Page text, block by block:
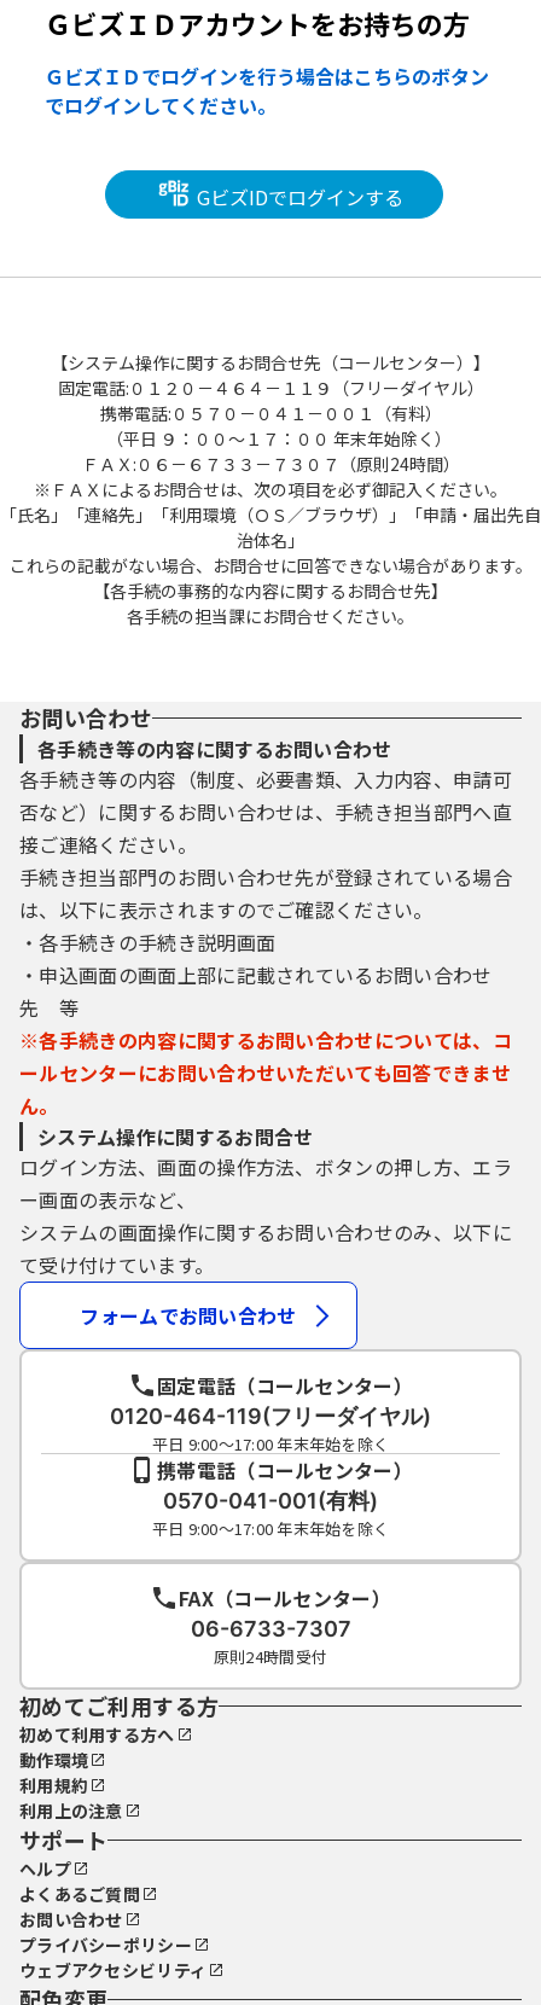
ＧビズＩＤアカウントをお持ちの方
ＧビズＩＤでログインを行う場合はこちらのボタン
でログインしてください。
GビズIDでログインする
【システム操作に関するお問合せ先（コールセンター）】
固定電話:０１２０－４６４－１１９（フリーダイヤル）
携帯電話:０５７０－０４１－００１（有料）
（平日 ９：００～１７：００ 年末年始除く）
ＦＡＸ:０６－６７３３－７３０７（原則24時間）
※ＦＡＸによるお問合せは、次の項目を必ず御記入ください。
「氏名」「連絡先」「利用環境（ＯＳ／ブラウザ）」「申請・届出先自
治体名」
これらの記載がない場合、お問合せに回答できない場合があります。
【各手続の事務的な内容に関するお問合せ先】
各手続の担当課にお問合せください。
お問い合わせ
各手続き等の内容に関するお問い合わせ
各手続き等の内容（制度、必要書類、入力内容、申請可
否など）に関するお問い合わせは、手続き担当部門へ直
接ご連絡ください。
手続き担当部門のお問い合わせ先が登録されている場合
は、以下に表示されますのでご確認ください。
・各手続きの手続き説明画面
・申込画面の画面上部に記載されているお問い合わせ
先 等
※各手続きの内容に関するお問い合わせについては、コ
ールセンターにお問い合わせいただいても回答できませ
ん。
システム操作に関するお問合せ
ログイン方法、画面の操作方法、ボタンの押し方、エラ
ー画面の表示など、
システムの画面操作に関するお問い合わせのみ、以下に
て受け付けています。
フォームでお問い合わせ
固定電話（コールセンター）
0120-464-119(フリーダイヤル)
平日 9:00～17:00 年末年始を除く
携帯電話（コールセンター）
0570-041-001(有料)
平日 9:00～17:00 年末年始を除く
FAX（コールセンター）
06-6733-7307
原則24時間受付
初めてご利用する方
初めて利用する方へ
動作環境
利用規約
利用上の注意
サポート
ヘルプ
よくあるご質問
お問い合わせ
プライバシーポリシー
ウェブアクセシビリティ